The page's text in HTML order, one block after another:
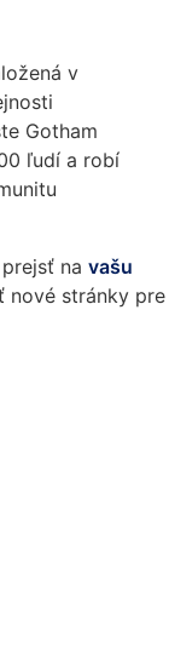
v
Gotham
ľudí a robí
na vašu
nové stránky pre